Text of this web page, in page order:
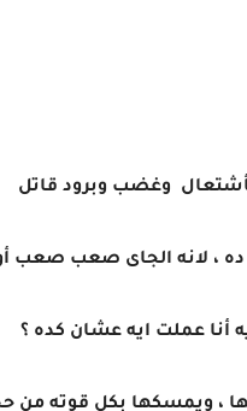
بأشتعال وغضب وبرود قاتل
ده ، لانه الجاى صعب صعب
أنا عملت ايه عشان كده ؟
، ويمسكها بكل قوته من